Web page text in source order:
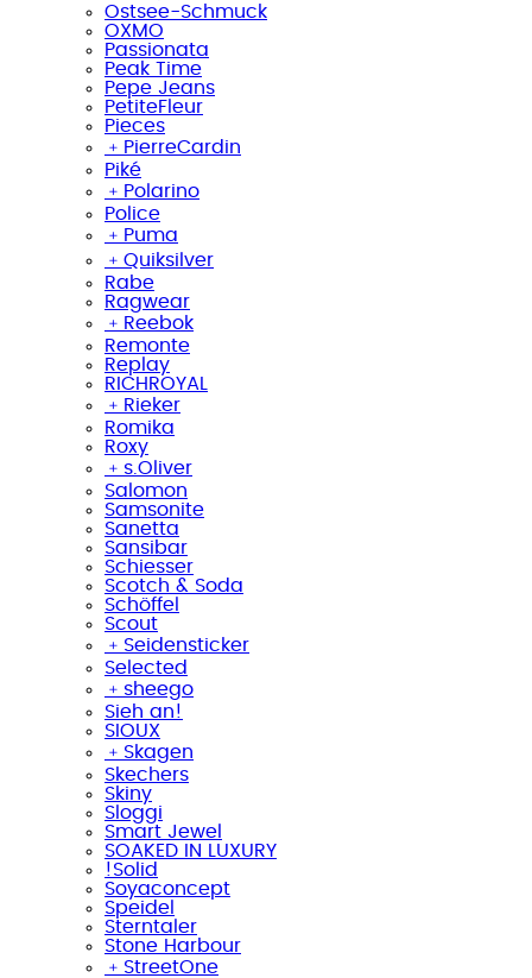
Ostsee-Schmuck
OXMO
Passionata
Peak Time
Pepe Jeans
PetiteFleur
Pieces
﹢ PierreCardin
Piké
﹢ Polarino
Police
﹢ Puma
﹢ Quiksilver
Rabe
Ragwear
﹢ Reebok
Remonte
Replay
RICHROYAL
﹢ Rieker
Romika
Roxy
﹢ s.Oliver
Salomon
Samsonite
Sanetta
Sansibar
Schiesser
Scotch & Soda
Schöffel
Scout
﹢ Seidensticker
Selected
﹢ sheego
Sieh an!
SIOUX
﹢ Skagen
Skechers
Skiny
Sloggi
Smart Jewel
SOAKED IN LUXURY
!Solid
Soyaconcept
Speidel
Sterntaler
Stone Harbour
﹢ StreetOne